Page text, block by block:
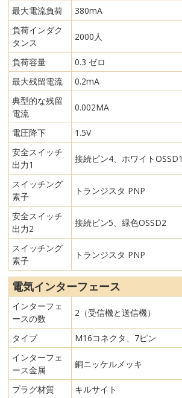
最大電流負荷
380mA
負荷インダク
タンス
2000人
負荷容量
0.3 ゼロ
最大残留電流
0.2mA
典型的な残留
電流
0.002MA
電圧降下
1.5V
安全スイッチ
出力1
接続ピン4、ホワイトOSSD1
スイッチング
素子
トランジスタ PNP
安全スイッチ
出力2
接続ピン5、緑色OSSD2
スイッチング
素子
トランジスタ PNP
電気インターフェース
インターフェ
ースの数
2（受信機と送信機）
タイプ
M16コネクタ、7ピン
インターフェ
ース金属
銅ニッケルメッキ
プラグ材質
キルサイト